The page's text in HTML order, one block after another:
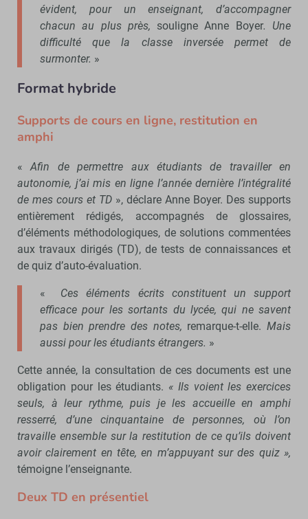
évident, pour un enseignant, d’accompagner
chacun au plus près, souligne Anne Boyer. Une
difficulté que la classe inversée permet de
surmonter. »
Format hybride
Supports de cours en ligne, restitution en
amphi
«Afin de permettre aux étudiants de travailler en
autonomie, j’ai mis en ligne l’année dernière l’intégralité
de mes cours et TD », déclare Anne Boyer. Des supports
entièrement rédigés, accompagnés de glossaires,
d’éléments méthodologiques, de solutions commentées
aux travaux dirigés (TD), de tests de connaissances et
de quiz d’auto-évaluation.
«
Ces éléments écrits constituent un support
efficace pour les sortants du lycée, qui ne savent
pas bien prendre des notes, remarque-t-elle. Mais
aussi pour les étudiants étrangers. »
Cette année, la consultation de ces documents est une
obligation pour les étudiants. « Ils voient les exercices
seuls, à leur rythme, puis je les accueille en amphi
resserré, d’une cinquantaine de personnes, où l’on
travaille ensemble sur la restitution de ce qu’ils doivent
avoir clairement en tête, en m’appuyant sur des quiz »,
témoigne l’enseignante.
Deux TD en présentiel